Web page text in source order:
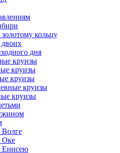
кольцу
дня
круизы
круизы
круизы
круизы
круизы
Оке
Енисею